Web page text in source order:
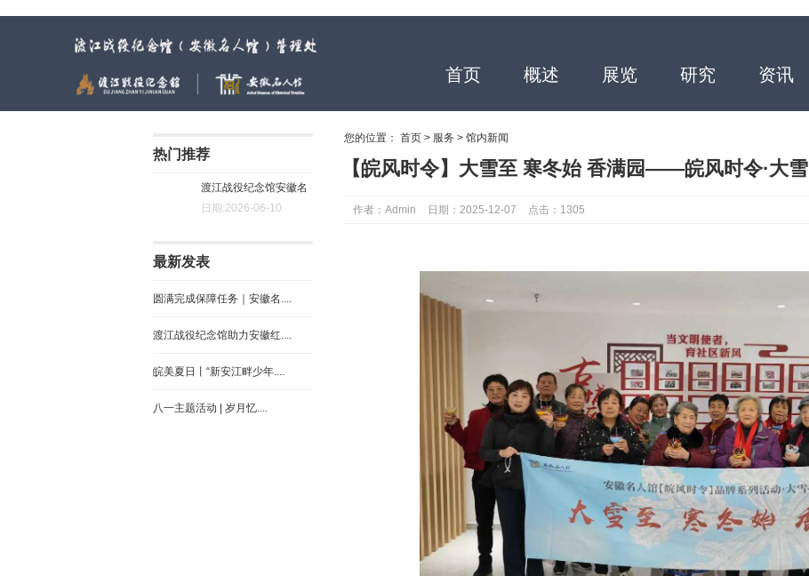
首页 概述 展览 研究 资讯
热门推荐
渡江战役纪念馆安徽名
人馆....
日期:2026-06-10
最新发表
圆满完成保障任务｜安徽名....
渡江战役纪念馆助力安徽红....
皖美夏日丨“新安江畔少年....
八一主题活动 | 岁月忆....
您的位置： 首页 > 服务 > 馆内新闻
【皖风时令】大雪至 寒冬始 香满园——皖风时令·大雪
作者：Admin 日期：2025-12-07 点击：1305